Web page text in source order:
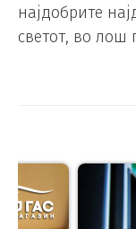
најдобрите
светот, во лош